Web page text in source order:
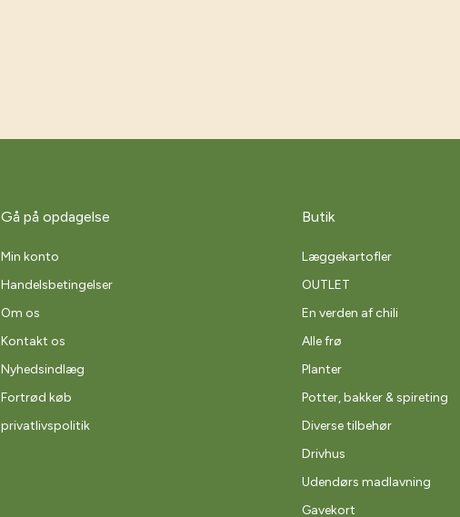
Gå på opdagelse
Min konto
Handelsbetingelser
Om os
Kontakt os
Nyhedsindlæg
Fortrød køb
privatlivspolitik
Butik
Læggekartofler
OUTLET
En verden af chili
Alle frø
Planter
Potter, bakker & spireting
Diverse tilbehør
Drivhus
Udendørs madlavning
Gavekort